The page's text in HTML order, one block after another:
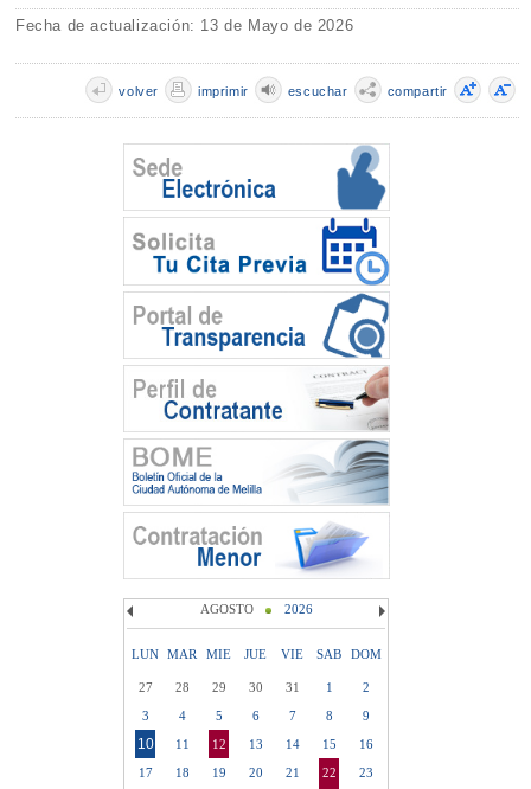
Fecha de actualización: 13 de Mayo de 2026
compartir
escuchar
imprimir
volver
AGOSTO 2026
LUN MAR MIE JUE VIE SAB DOM
27 28 29 30 31 1
2
3
4 5 6 7 8 9
10 11 12 13 14 15
16
17
18 19 20 21 22
23